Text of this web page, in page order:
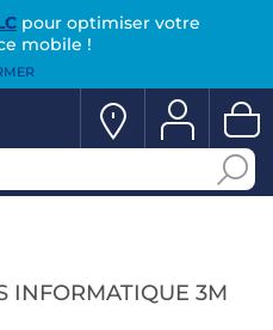
pour optimiser votre
mobile !
INFORMATIQUE 3M